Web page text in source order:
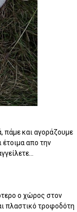
πάμε και αγοράζουμε
έτοιμα απο την
ο χώρος στον
πλαστικό τροφοδότη